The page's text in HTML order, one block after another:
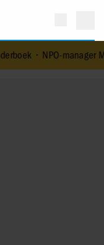
manager Menno de